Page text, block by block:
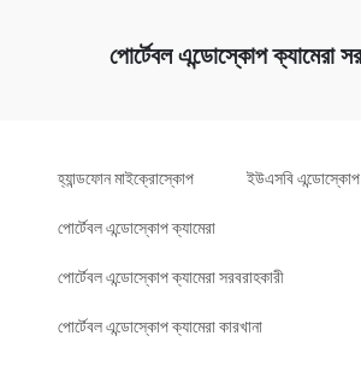
পোর্টেবল এন্ডোস্কোপ ক্যামেরা
হ্যান্ডফোন মাইক্রোস্কোপ ইউএসবি এন্ডোস্কোপ
পোর্টেবল এন্ডোস্কোপ ক্যামেরা
পোর্টেবল এন্ডোস্কোপ ক্যামেরা সরবরাহকারী
পোর্টেবল এন্ডোস্কোপ ক্যামেরা কারখানা